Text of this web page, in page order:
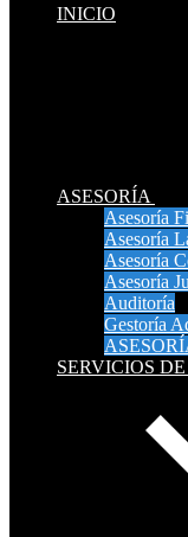
INICIO
ASESORÍA
Asesoría
Asesoría
Asesoría
Asesoría
Auditoría
Gestoría
SERVICIOS